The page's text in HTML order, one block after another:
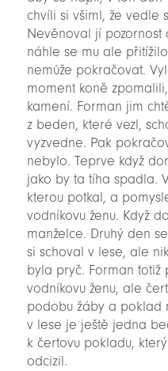
chvíli si všiml, že vedle
Nevěnoval jí
náhle se mu ale
nemůže pokračovat.
moment koně
kamení. Forman jim
z beden, které vezl,
vyzvedne. Pak
nebylo. Teprve když
jako by ta tíha spadla.
kterou potkal, a
vodníkovu ženu. Když
manželce. Druhý den
si schoval v lese, ale
byla pryč. Forman
vodníkovu ženu, ale
podobu žáby a poklad
v lese je ještě jedna
k čertovu pokladu,
odcizil.